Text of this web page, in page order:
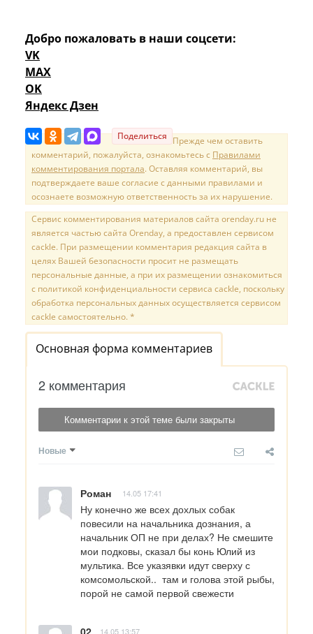
Добро пожаловать в наши соцсети:
VK
MAX
OK
Яндекс Дзен
Поделиться Прежде чем оставить
комментарий, пожалуйста, ознакомьтесь с Правилами
комментирования портала. Оставляя комментарий, вы
подтверждаете ваше согласие с данными правилами и
осознаете возможную ответственность за их нарушение.
Сервис комментирования материалов сайта orenday.ru не
является частью сайта Orenday, а предоставлен сервисом
cackle. При размещении комментария редакция сайта в
целях Вашей безопасности просит не размещать
персональные данные, а при их размещении ознакомиться
с политикой конфиденциальности сервиса cackle, поскольку
обработка персональных данных осуществляется сервисом
cackle самостоятельно. *
Основная форма комментариев
2 комментария
Комментарии к этой теме были закрыты
Новые
Роман 14.05 17:41
Ну конечно же всех дохлых собак
повесили на начальника дознания, а
начальник ОП не при делах? Не смешите
мои подковы, сказал бы конь Юлий из
мультика. Все указявки идут сверху с
комсомольской..  там и голова этой рыбы,
порой не самой первой свежести
14.05 13:57